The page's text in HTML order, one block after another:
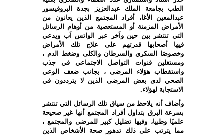
الطب بجامعة الملك عبدالعزيز بجدة البروفيسور
عبدالمعين الأغا، أفراد المجتمع الذين يعانون من
الأمراض المزمنة أو المستعصية من أوهام الرسائل
التي تنتشر بين حين وآخر عبر الواتس آب ويدعي
فيها أصحابها قدرتهم على علاج تلك الأمراض
وخصوصًا السكري والسرطان والكلى وضغط الدم ،
ومستغلين قنوات التواصل الاجتماعي في جذب
واستقطاب هؤلاء المرضى ، بجانب ضعف الوعي
الصحي لدى بعض المرضى الذين لا يترددون في
الاستجابة لهؤلاء.
وأضاف أنه يلاحظ من سياق تلك الرسائل التي تنتشر
بسرعة البرق بتداول أفراد المجتمع أنها غير صحيحة
علميًا وطبيا، وفيها تضليل كبير للمرضى والمجتمع ،
مما يترتب على ذلك تدهور صحة الأشخاص الذين